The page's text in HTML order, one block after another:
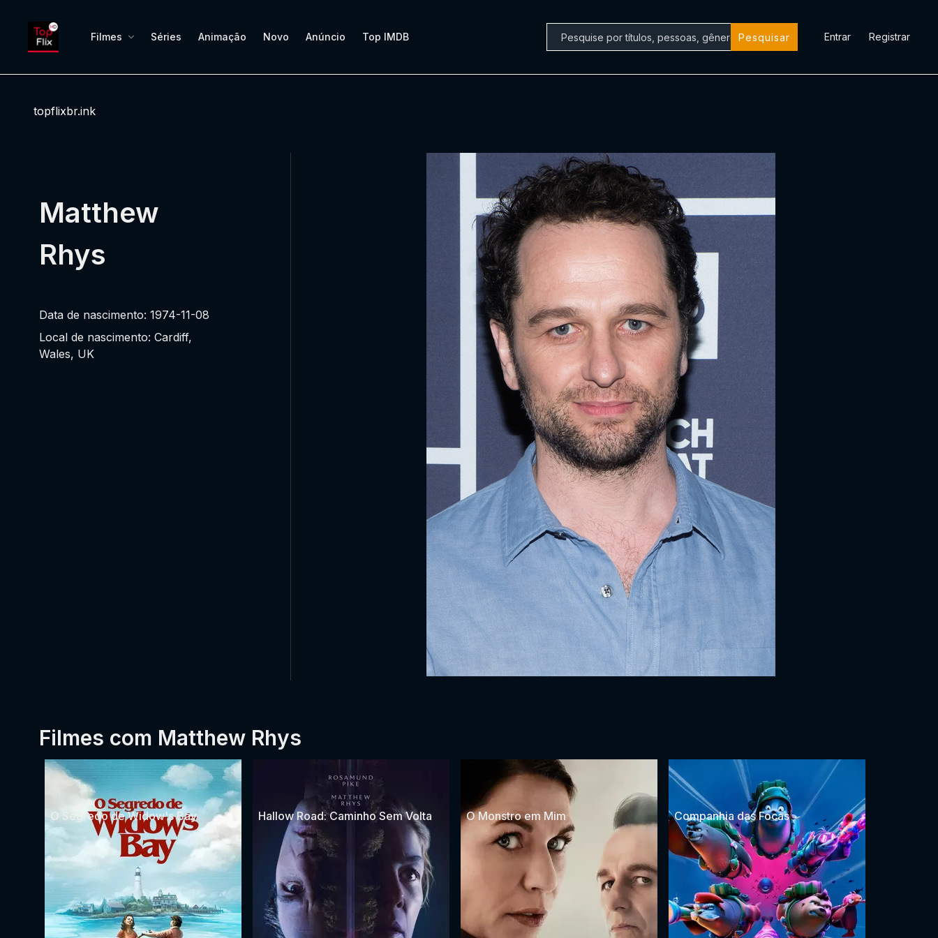
Filmes Séries Animação Novo Anúncio Top IMDB Pesquisar Entrar Registrar
topflixbr.ink
Matthew
Rhys
Data de nascimento: 1974-11-08
Local de nascimento: Cardiff,
Wales, UK
Filmes com Matthew Rhys
O Segredo de Widow's Bay Hallow Road: Caminho Sem Volta O Monstro em Mim Companhia das Focas